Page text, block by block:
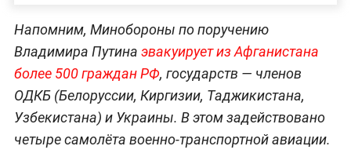
Напомним, Минобороны по поручению
Владимира Путина эвакуирует из Афганистана
более 500 граждан РФ, государств — членов
ОДКБ (Белоруссии, Киргизии, Таджикистана,
Узбекистана) и Украины. В этом задействовано
четыре самолёта военно-транспортной авиации.